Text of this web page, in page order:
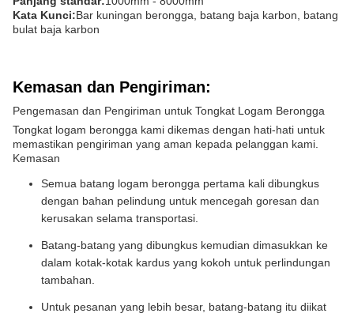
Kata Kunci:Bar kuningan berongga, batang baja karbon, batang
bulat baja karbon
Kemasan dan Pengiriman:
Pengemasan dan Pengiriman untuk Tongkat Logam Berongga
Tongkat logam berongga kami dikemas dengan hati-hati untuk
memastikan pengiriman yang aman kepada pelanggan kami.
Kemasan
Semua batang logam berongga pertama kali dibungkus
dengan bahan pelindung untuk mencegah goresan dan
kerusakan selama transportasi.
Batang-batang yang dibungkus kemudian dimasukkan ke
dalam kotak-kotak kardus yang kokoh untuk perlindungan
tambahan.
Untuk pesanan yang lebih besar, batang-batang itu diikat